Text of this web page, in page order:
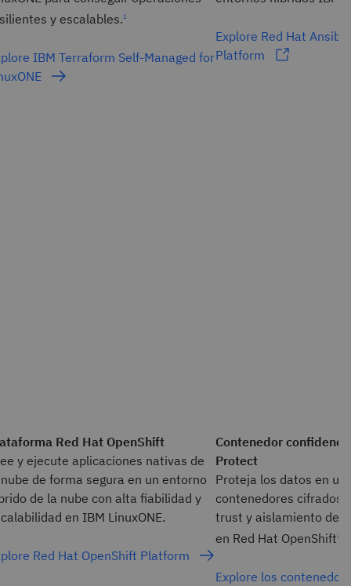
y escalables.1
IBM Terraform Self-Managed for
Explore Red Hat
Platform
Red Hat OpenShift
y ejecute aplicaciones nativas de
de forma segura en un entorno
de la nube con alta fiabilidad y
en IBM LinuxONE.
Red Hat OpenShift Platform
Contenedor
Protect
Proteja los datos en
contenedores cifrados,
trust y aislamiento de
en Red Hat OpenShift2
Explore los